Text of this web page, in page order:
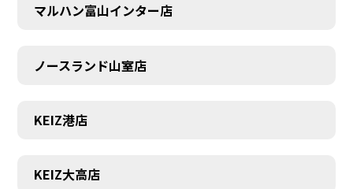
マルハン富山インター店
ノースランド山室店
KEIZ港店
KEIZ大高店